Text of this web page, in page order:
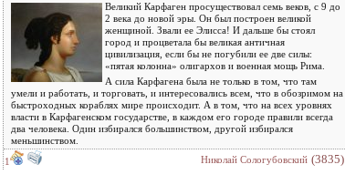
Великий Карфаген просуществовал семь веков, с 9 до
2 века до новой эры. Он был построен великой
женщиной. Звали ее Элисса! И дальше бы стоял
город и процветала бы великая античная
цивилизация, если бы не погубили ее две силы:
«пятая колонна» олигархов и военная мощь Рима.
А сила Карфагена была не только в том, что там
умели и работать, и торговать, и интересовались всем, что в обозримом на
быстроходных кораблях мире происходит. А в том, что на всех уровнях
власти в Карфагенском государстве, в каждом его городе правили всегда
два человека. Один избирался большинством, другой избирался
меньшинством.
1
Николай Сологубовский (3835)